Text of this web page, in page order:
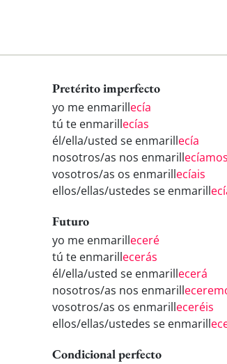
Pretérito imperfecto
yo me enmarillecía
tú te enmarillecías
él/ella/usted se enmarillecía
nosotros/as nos enmarillecíamos
vosotros/as os enmarillecíais
ellos/ellas/ustedes se enmarill
Futuro
yo me enmarilleceré
tú te enmarillecerás
él/ella/usted se enmarillecerá
nosotros/as nos enmarill
vosotros/as os enmarilleceréis
ellos/ellas/ustedes se enmarill
Condicional perfecto